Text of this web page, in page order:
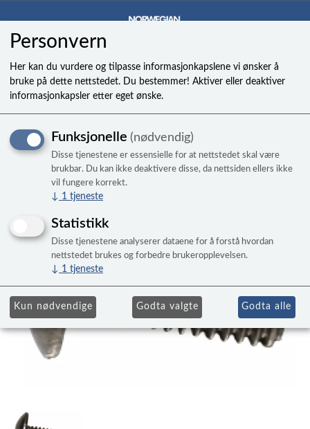
Skrue til filterluke Highlife
bad
Personvern
Her kan du vurdere og tilpasse informasjonkapslene vi ønsker å
bruke på dette nettstedet. Du bestemmer! Aktiver eller deaktiver
informasjonkapsler etter eget ønske.
Funksjonelle (nødvendig)
Disse tjenestene er essensielle for at nettstedet skal være
brukbar. Du kan ikke deaktivere disse, da nettsiden ellers ikke
vil fungere korrekt.
↓ 1 tjeneste
Statistikk
Disse tjenestene analyserer dataene for å forstå hvordan
nettstedet brukes og forbedre brukeropplevelsen.
↓ 1 tjeneste
Kun nødvendige Godta valgte Godta alle